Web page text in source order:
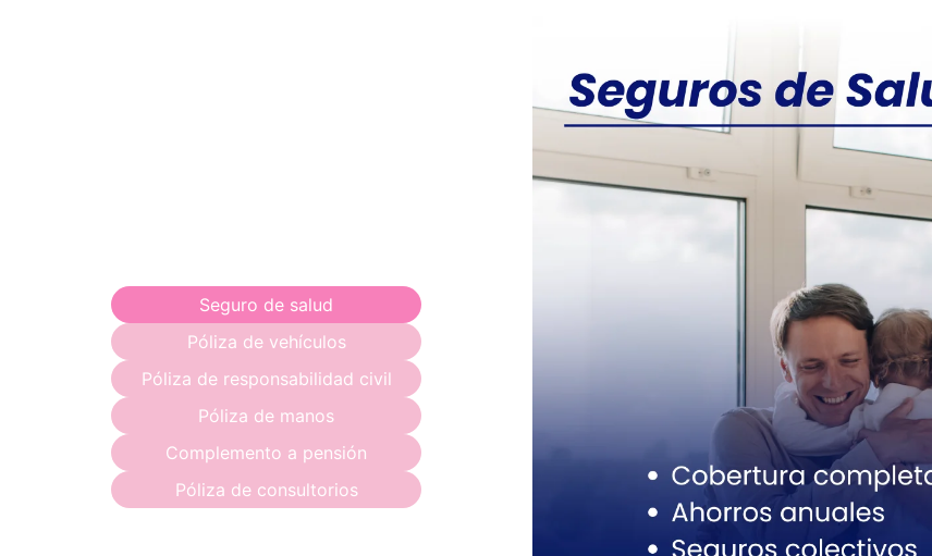
Seguro de salud
Póliza de vehículos
Póliza de responsabilidad civil
Póliza de manos
Complemento a pensión
Póliza de consultorios